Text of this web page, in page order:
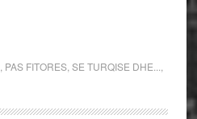
PAS FITORES, SE TURQISE DHE...